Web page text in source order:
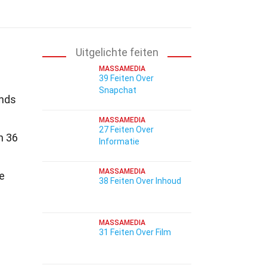
36
Uitgelichte feiten
MASSAMEDIA
39 Feiten Over
Snapchat
MASSAMEDIA
27 Feiten Over
Informatie
MASSAMEDIA
38 Feiten Over Inhoud
MASSAMEDIA
31 Feiten Over Film